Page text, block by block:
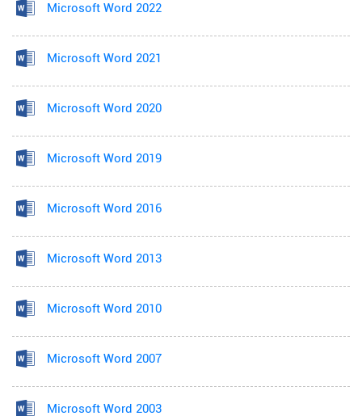
Microsoft Word 2022
Microsoft Word 2021
Microsoft Word 2020
Microsoft Word 2019
Microsoft Word 2016
Microsoft Word 2013
Microsoft Word 2010
Microsoft Word 2007
Microsoft Word 2003